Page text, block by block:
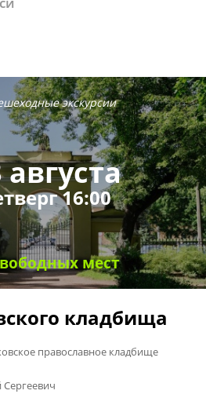
экскурсии
августа
16:00
мест
кладбища
православное кладбище
Сергеевич